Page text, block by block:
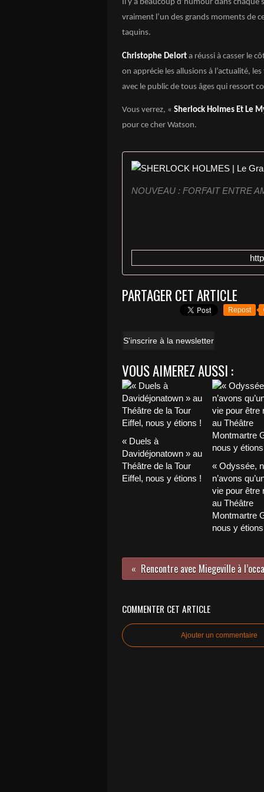
Il y a beaucoup d’humour dans chaque
vraiment l’un des grands moments de
taquins.
Christophe Delort a réussi à casser le
on apprécie les allusions à l’actualité,
avec le public de tous âges qui ressort
Vous verrez, « Sherlock Holmes Et Le
pour ce cher Watson.
NOUVEAU : FORFAIT ENTRE
PARTAGER CET ARTICLE
Repost
S'inscrire à la newsletter
VOUS AIMEREZ AUSSI :
« Duels à
Davidéjonatown » au
Théâtre de la Tour
Eiffel, nous y étions !
« Odyssée,
n’avons
vie pour être
au Théâtre
Montmartre
nous y
COMMENTER CET ARTICLE
Ajouter un commentaire